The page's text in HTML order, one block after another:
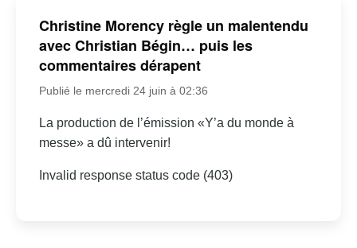
Christine Morency règle un malentendu
avec Christian Bégin… puis les
commentaires dérapent
Publié le mercredi 24 juin à 02:36
La production de l’émission «Y’a du monde à
messe» a dû intervenir!
Invalid response status code (403)